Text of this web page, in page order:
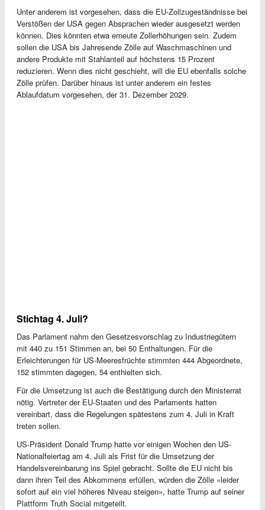
Unter anderem ist vorgesehen, dass die EU-Zollzugeständnisse bei
Verstößen der USA gegen Absprachen wieder ausgesetzt werden
können. Dies könnten etwa erneute Zollerhöhungen sein. Zudem
sollen die USA bis Jahresende Zölle auf Waschmaschinen und
andere Produkte mit Stahlanteil auf höchstens 15 Prozent
reduzieren. Wenn dies nicht geschieht, will die EU ebenfalls solche
Zölle prüfen. Darüber hinaus ist unter anderem ein festes
Ablaufdatum vorgesehen, der 31. Dezember 2029.
Stichtag 4. Juli?
Das Parlament nahm den Gesetzesvorschlag zu Industriegütern
mit 440 zu 151 Stimmen an, bei 50 Enthaltungen. Für die
Erleichterungen für US-Meeresfrüchte stimmten 444 Abgeordnete,
152 stimmten dagegen, 54 enthielten sich.
Für die Umsetzung ist auch die Bestätigung durch den Ministerrat
nötig. Vertreter der EU-Staaten und des Parlaments hatten
vereinbart, dass die Regelungen spätestens zum 4. Juli in Kraft
treten sollen.
US-Präsident Donald Trump hatte vor einigen Wochen den US-
Nationalfeiertag am 4. Juli als Frist für die Umsetzung der
Handelsvereinbarung ins Spiel gebracht. Sollte die EU nicht bis
dann ihren Teil des Abkommens erfüllen, würden die Zölle «leider
sofort auf ein viel höheres Niveau steigen», hatte Trump auf seiner
Plattform Truth Social mitgeteilt.